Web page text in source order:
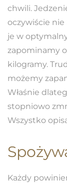
chwili.
oczywiście nie
je w
zapominamy
kilogramy.
możemy
Właśnie
stopniowo
Wszystko
Każdy